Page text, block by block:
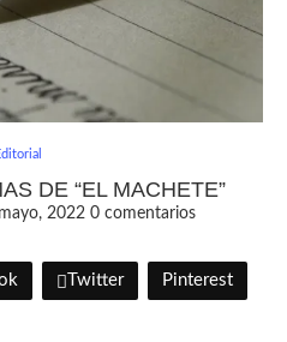
DE “EL MACHETE”
2022 0 comentarios
Twitter Pinterest